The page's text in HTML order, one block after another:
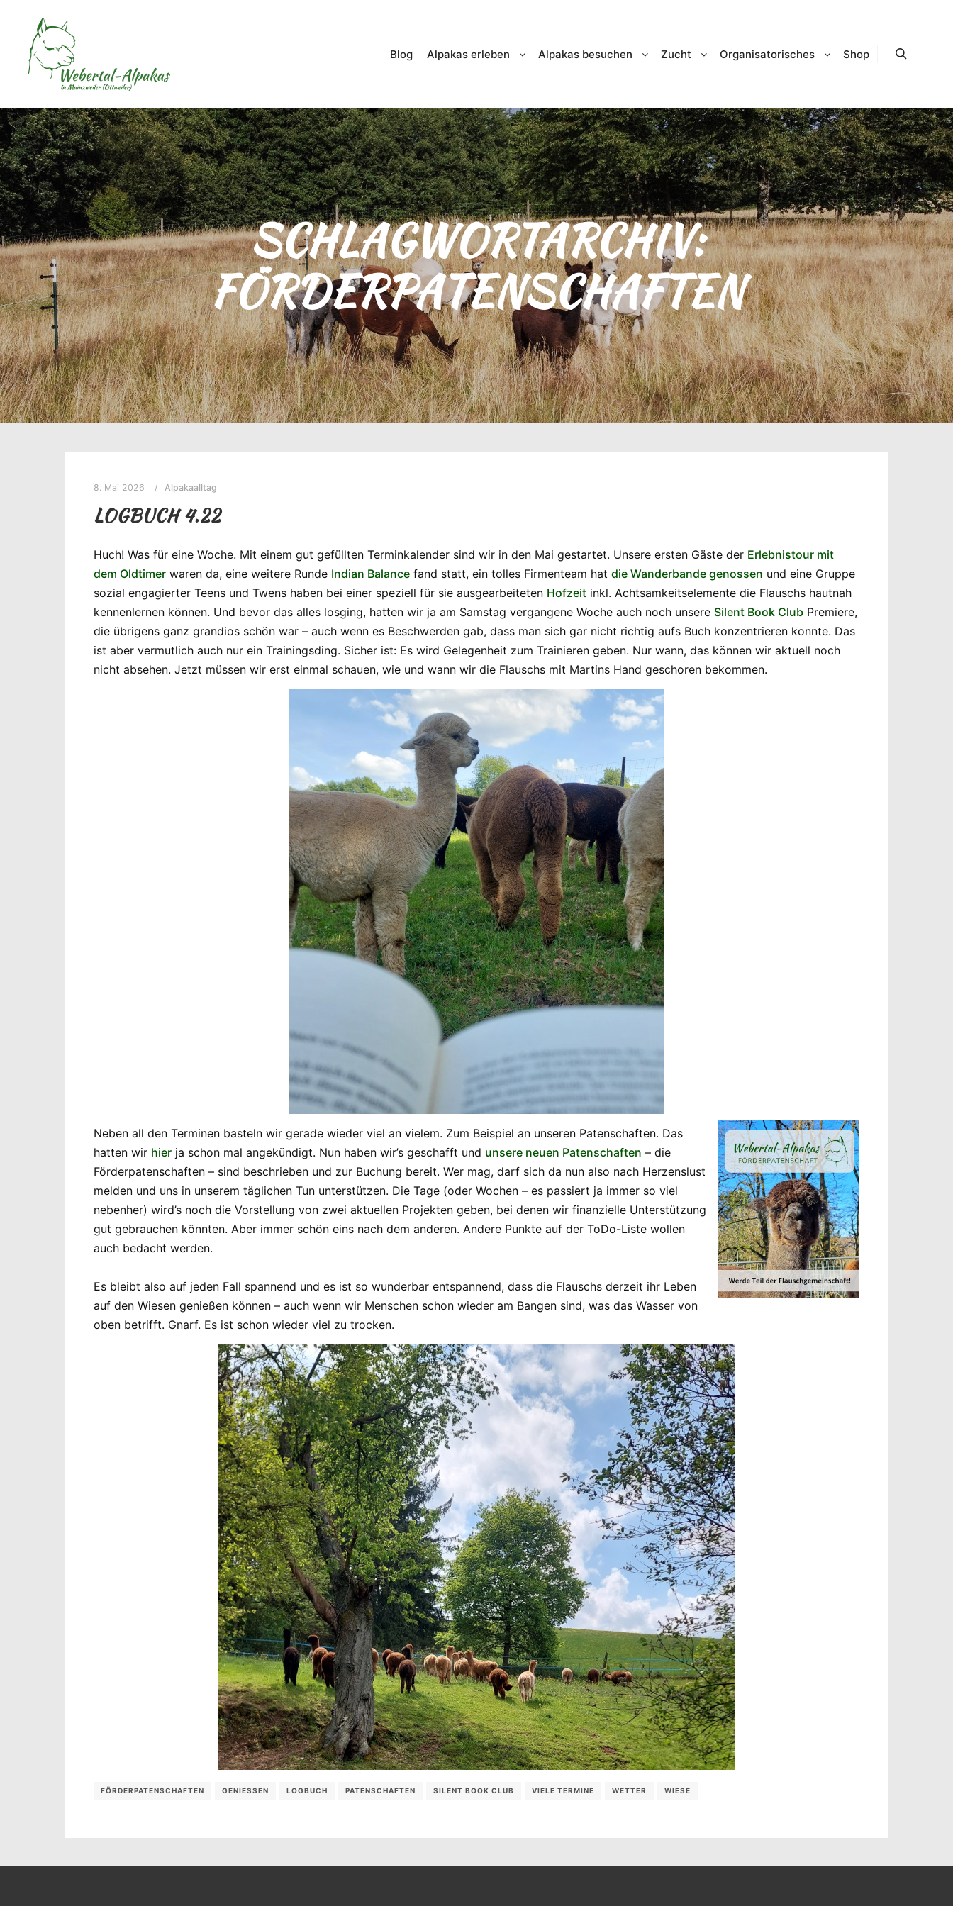
Blog Alpakas erleben Alpakas besuchen Zucht Organisatorisches Shop
SCHLAGWORTARCHIV:
FÖRDERPATENSCHAFTEN
8. Mai 2026 Alpakaalltag
LOGBUCH 4.22
Huch! Was für eine Woche. Mit einem gut gefüllten Terminkalender sind wir in den Mai gestartet. Unsere ersten Gäste der Erlebnistour mit
dem Oldtimer waren da, eine weitere Runde Indian Balance fand statt, ein tolles Firmenteam hat die Wanderbande genossen und eine Gruppe
sozial engagierter Teens und Twens haben bei einer speziell für sie ausgearbeiteten Hofzeit inkl. Achtsamkeitselemente die Flauschs hautnah
kennenlernen können. Und bevor das alles losging, hatten wir ja am Samstag vergangene Woche auch noch unsere Silent Book Club Premiere,
die übrigens ganz grandios schön war – auch wenn es Beschwerden gab, dass man sich gar nicht richtig aufs Buch konzentrieren konnte. Das
ist aber vermutlich auch nur ein Trainingsding. Sicher ist: Es wird Gelegenheit zum Trainieren geben. Nur wann, das können wir aktuell noch
nicht absehen. Jetzt müssen wir erst einmal schauen, wie und wann wir die Flauschs mit Martins Hand geschoren bekommen.
Neben all den Terminen basteln wir gerade wieder viel an vielem. Zum Beispiel an unseren Patenschaften. Das
hatten wir hier ja schon mal angekündigt. Nun haben wir’s geschafft und unsere neuen Patenschaften – die
Förderpatenschaften – sind beschrieben und zur Buchung bereit. Wer mag, darf sich da nun also nach Herzenslust
melden und uns in unserem täglichen Tun unterstützen. Die Tage (oder Wochen – es passiert ja immer so viel
nebenher) wird’s noch die Vorstellung von zwei aktuellen Projekten geben, bei denen wir finanzielle Unterstützung
gut gebrauchen könnten. Aber immer schön eins nach dem anderen. Andere Punkte auf der ToDo-Liste wollen
auch bedacht werden.
Es bleibt also auf jeden Fall spannend und es ist so wunderbar entspannend, dass die Flauschs derzeit ihr Leben
auf den Wiesen genießen können – auch wenn wir Menschen schon wieder am Bangen sind, was das Wasser von
oben betrifft. Gnarf. Es ist schon wieder viel zu trocken.
FÖRDERPATENSCHAFTEN GENIESSEN LOGBUCH PATENSCHAFTEN SILENT BOOK CLUB VIELE TERMINE WETTER WIESE